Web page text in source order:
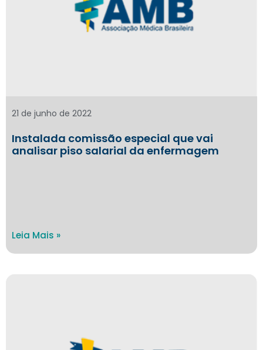
Instalada comissão especial que vai
analisar piso salarial da enfermagem
21 de junho de 2022
Leia Mais »